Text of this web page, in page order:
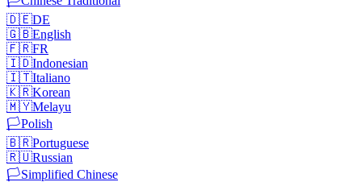
🇩🇪DE
🇬🇧English
🇫🇷FR
🇮🇩Indonesian
🇮🇹Italiano
🇰🇷Korean
🇲🇾Melayu
🏳️Polish
🇧🇷Portuguese
🇷🇺Russian
🏳️Simplified Chinese